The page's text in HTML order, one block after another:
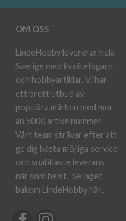
OM OSS
LindeHobby levererar hela
Sverige med kvalitetsgarn
och hobbyartiklar. Vi har
ett brett utbud av
populära märken med mer
än 5000 artikelnummer.
Vårt team strävar efter att
ge dig bästa möjliga service
och snabbaste leverans
när som helst. Se laget
bakom LindeHobby här..